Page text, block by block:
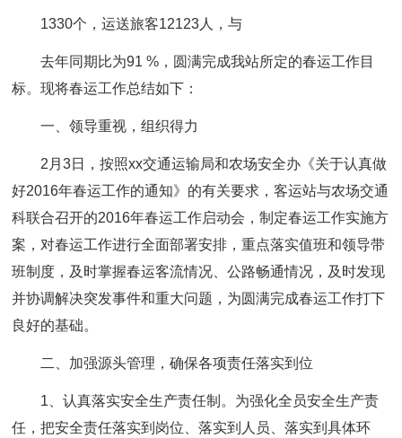
1330个，运送旅客12123人，与
去年同期比为91 %，圆满完成我站所定的春运工作目
标。现将春运工作总结如下：
一、领导重视，组织得力
2月3日，按照xx交通运输局和农场安全办《关于认真做
好2016年春运工作的通知》的有关要求，客运站与农场交通
科联合召开的2016年春运工作启动会，制定春运工作实施方
案，对春运工作进行全面部署安排，重点落实值班和领导带
班制度，及时掌握春运客流情况、公路畅通情况，及时发现
并协调解决突发事件和重大问题，为圆满完成春运工作打下
良好的基础。
二、加强源头管理，确保各项责任落实到位
1、认真落实安全生产责任制。为强化全员安全生产责
任，把安全责任落实到岗位、落实到人员、落实到具体环